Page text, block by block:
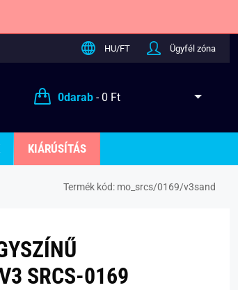
HU/FT Ügyfél zóna
0darab- 0 Ft
KIÁRÚSÍTÁS
Termék kód: mo_srcs/0169/v3sand
SRCS-0169